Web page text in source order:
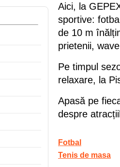
Aici, la
sportive:
de 10 m
prietenii,
Pe timpul
relaxare, la
Apasă pe
despre
Fotbal
Tenis de masa